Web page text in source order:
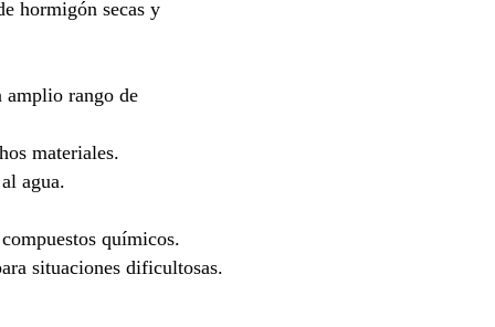
hormigón secas y
amplio rango de
materiales.
agua.
químicos.
situaciones dificultosas.